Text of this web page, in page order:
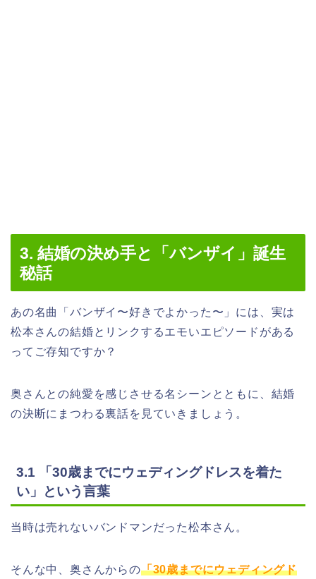
3. 結婚の決め手と「バンザイ」誕生
秘話
あの名曲「バンザイ〜好きでよかった〜」には、実は
松本さんの結婚とリンクするエモいエピソードがある
ってご存知ですか？
奥さんとの純愛を感じさせる名シーンとともに、結婚
の決断にまつわる裏話を見ていきましょう。
3.1 「30歳までにウェディングドレスを着た
い」という言葉
当時は売れないバンドマンだった松本さん。
そんな中、奥さんからの「30歳までにウェディングド